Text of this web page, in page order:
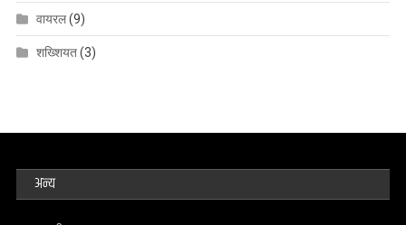
वायरल(9)
शख्शियत(3)
अन्य